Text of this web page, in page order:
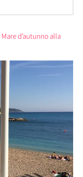
Mare d’autunno alla